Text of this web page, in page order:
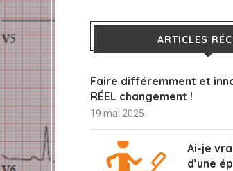
ARTICLES
Faire différemment et
RÉEL changement !
19 mai 2025
Ai-je
d’une